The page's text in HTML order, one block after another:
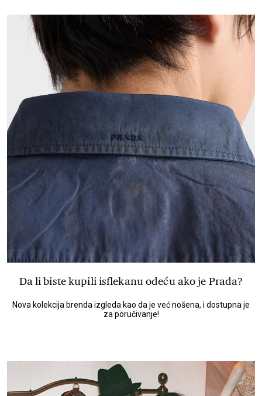
Da li biste kupili isflekanu odeću ako je Prada?
Nova kolekcija brenda izgleda kao da je već nošena, i dostupna je
za poručivanje!